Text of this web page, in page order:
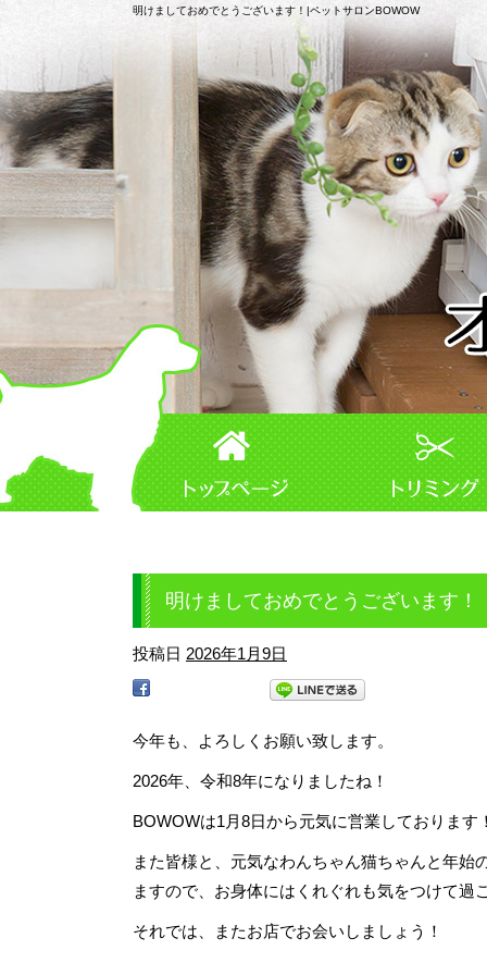
明けましておめでとうございます！|ペットサロンBOWOW
明けましておめでとうございます！
投稿日 2026年1月9日
今年も、よろしくお願い致します。
2026年、令和8年になりましたね！
BOWOWは1月8日から元気に営業しております！
また皆様と、元気なわんちゃん猫ちゃんと年
ますので、お身体にはくれぐれも気をつけて過
それでは、またお店でお会いしましょう！